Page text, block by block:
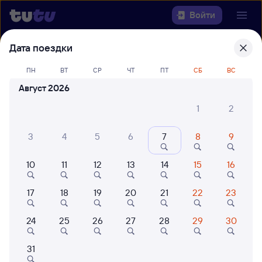
Войти
Выберите день, чтобы найти
билеты Антропово — Красноярск
22 года работаем для вас
Куда
Когда
Кто едет
Найти поезда
Дата поездки
ПН ВТ СР ЧТ ПТ СБ ВС
Август 2026
1
2
3 4 5 6 7 8 9
10 11 12 13 14 15 16
17 18 19 20 21 22 23
24 25 26 27 28 29 30
31